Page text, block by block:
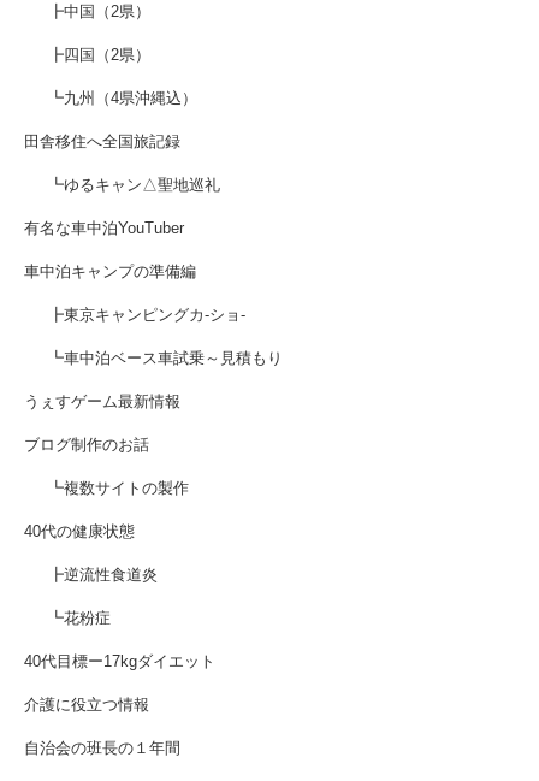
┣中国（2県）
┣四国（2県）
┗九州（4県沖縄込）
田舎移住へ全国旅記録
┗ゆるキャン△聖地巡礼
有名な車中泊YouTuber
車中泊キャンプの準備編
┣東京キャンピングカ-ショ-
┗車中泊ベース車試乗～見積もり
うぇすゲーム最新情報
ブログ制作のお話
┗複数サイトの製作
40代の健康状態
┣逆流性食道炎
┗花粉症
40代目標ー17kgダイエット
介護に役立つ情報
自治会の班長の１年間